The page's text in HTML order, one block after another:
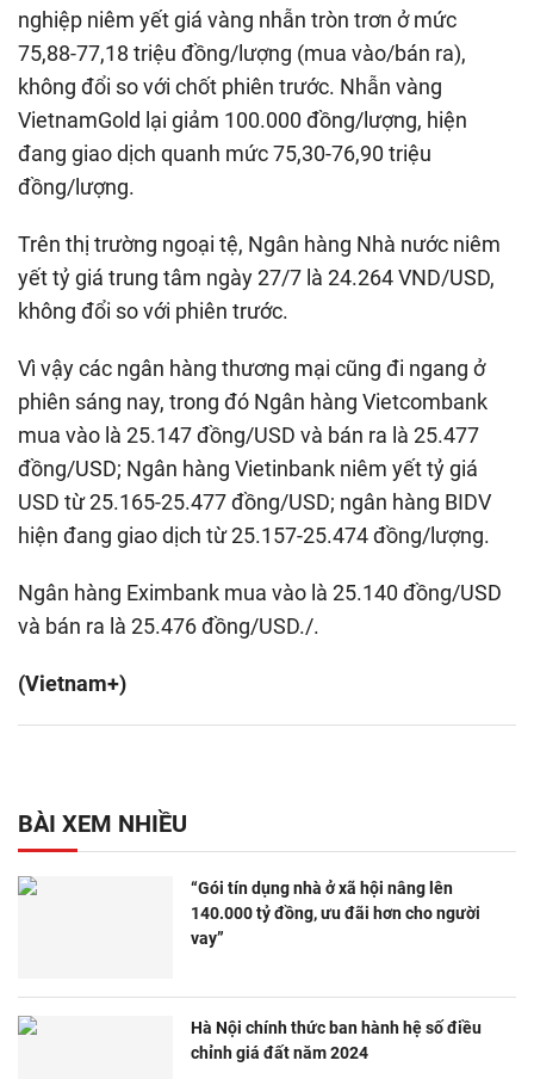
nghiệp niêm yết giá vàng nhẫn tròn trơn ở mức
75,88-77,18 triệu đồng/lượng (mua vào/bán ra),
không đổi so với chốt phiên trước. Nhẫn vàng
VietnamGold lại giảm 100.000 đồng/lượng, hiện
đang giao dịch quanh mức 75,30-76,90 triệu
đồng/lượng.
Trên thị trường ngoại tệ, Ngân hàng Nhà nước niêm
yết tỷ giá trung tâm ngày 27/7 là 24.264 VND/USD,
không đổi so với phiên trước.
Vì vậy các ngân hàng thương mại cũng đi ngang ở
phiên sáng nay, trong đó Ngân hàng Vietcombank
mua vào là 25.147 đồng/USD và bán ra là 25.477
đồng/USD; Ngân hàng Vietinbank niêm yết tỷ giá
USD từ 25.165-25.477 đồng/USD; ngân hàng BIDV
hiện đang giao dịch từ 25.157-25.474 đồng/lượng.
Ngân hàng Eximbank mua vào là 25.140 đồng/USD
và bán ra là 25.476 đồng/USD./.
(Vietnam+)
BÀI XEM NHIỀU
“Gói tín dụng nhà ở xã hội nâng lên
140.000 tỷ đồng, ưu đãi hơn cho người
vay”
Hà Nội chính thức ban hành hệ số điều
chỉnh giá đất năm 2024